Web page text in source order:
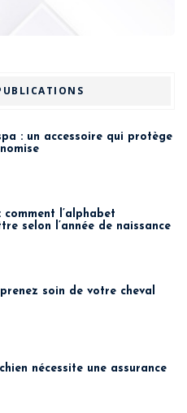
: un accessoire qui protège
comment l’alphabet
selon l’année de naissance
soin de votre cheval
nécessite une assurance